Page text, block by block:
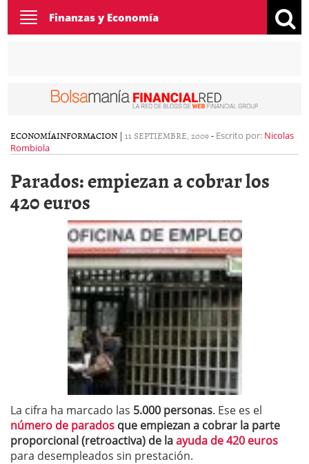
Toggle
navigation
Finanzas y Economía
ECONOMÍAINFORMACION | 11 SEPTIEMBRE, 2009- Escrito por: Nicolas
Rombiola
Parados: empiezan a cobrar los
420 euros
La cifra ha marcado las 5.000 personas. Ese es el
número de parados que empiezan a cobrar la parte
proporcional (retroactiva) de laayuda de 420 euros
para desempleados sin prestación.